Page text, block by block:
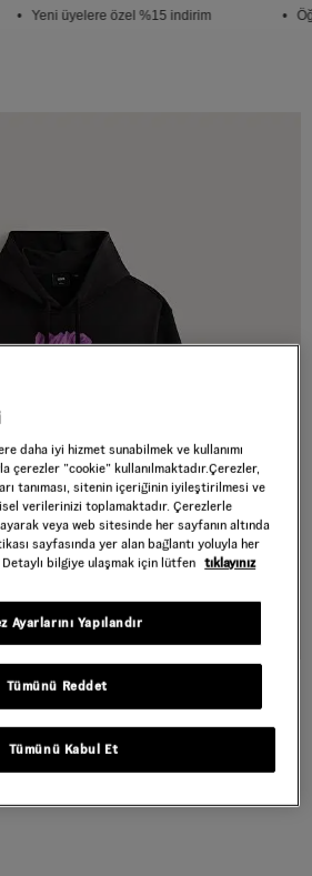
• Yeni üyelere özel %15 indirim •
KAPÜŞONLU ÜST
TL
daha iyi hizmet sunabilmek ve kullanımı
çerezler ”cookie” kullanılmaktadır.Çerezler,
tanıması, sitenin içeriğinin iyileştirilmesi ve
verilerinizi toplamaktadır. Çerezlerle
veya web sitesinde her sayfanın altında
sayfasında yer alan bağlantı yoluyla her
bilgiye ulaşmak için lütfen tıklayınız
Tümünü Reddet
Tümünü Kabul Et
Ayarlarını Yapılandır